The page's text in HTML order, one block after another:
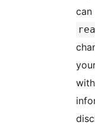
can